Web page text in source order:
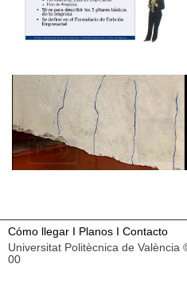
Cómo llegar I Planos I Contacto
Universitat Politècnica de València
00